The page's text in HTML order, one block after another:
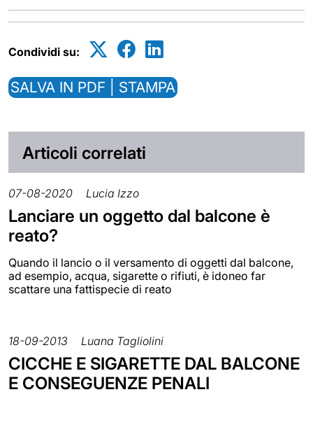
Condividi su:
SALVA IN PDF | STAMPA
Articoli correlati
07-08-2020 Lucia Izzo
Lanciare un oggetto dal balcone è
reato?
Quando il lancio o il versamento di oggetti dal balcone,
ad esempio, acqua, sigarette o rifiuti, è idoneo far
scattare una fattispecie di reato
18-09-2013 Luana Tagliolini
CICCHE E SIGARETTE DAL BALCONE
E CONSEGUENZE PENALI